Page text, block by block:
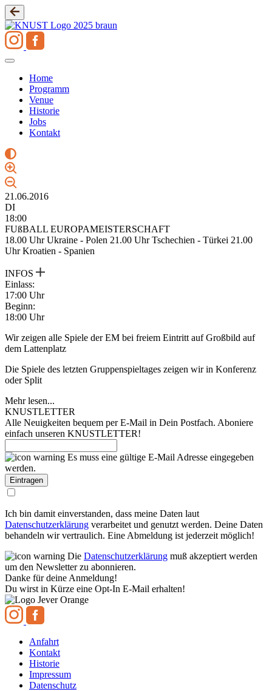
Zum
Inhalt
springen
Home
Programm
Venue
Historie
Jobs
Kontakt
21.06.2016
DI
18:00
FUßBALL EUROPAMEISTERSCHAFT
18.00 Uhr Ukraine - Polen 21.00 Uhr Tschechien - Türkei 21.00
Uhr Kroatien - Spanien
INFOS
Einlass:
17:00 Uhr
Beginn:
18:00 Uhr
Wir zeigen alle Spiele der EM bei freiem Eintritt auf Großbild auf
dem Lattenplatz
Die Spiele des letzten Gruppenspieltages zeigen wir in Konferenz
oder Split
Mehr lesen...
KNUSTLETTER
Alle Neuigkeiten bequem per E-Mail in Dein Postfach. Aboniere
einfach unseren KNUSTLETTER!
Es muss eine gültige E-Mail Adresse eingegeben
werden.
Ich bin damit einverstanden, dass meine Daten laut
Datenschutzerklärung verarbeitet und genutzt werden. Deine Daten
behandeln wir vertraulich. Eine Abmeldung ist jederzeit möglich!
Die Datenschutzerklärung muß akzeptiert werden
um den Newsletter zu abonnieren.
Danke für deine Anmeldung!
Du wirst in Kürze eine Opt-In E-Mail erhalten!
Anfahrt
Kontakt
Historie
Impressum
Datenschutz